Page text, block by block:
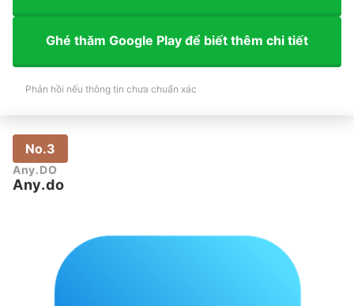
Ghé thăm Google Play để biết thêm chi tiết
Phản hồi nếu thông tin chưa chuẩn xác
No.3
Any.DO
Any.do